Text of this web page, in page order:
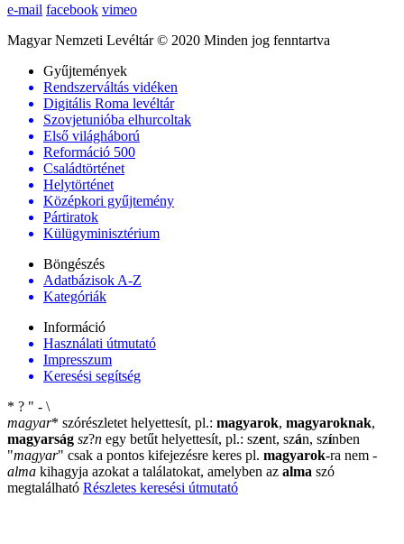
e-mail facebook vimeo
Magyar Nemzeti Levéltár © 2020 Minden jog fenntartva
Gyűjtemények
Rendszerváltás vidéken
Digitális Roma levéltár
Szovjetunióba elhurcoltak
Első világháború
Reformáció 500
Családtörténet
Helytörténet
Középkori gyűjtemény
Pártiratok
Külügyminisztérium
Böngészés
Adatbázisok A-Z
Kategóriák
Információ
Használati útmutató
Impresszum
Keresési segítség
* ? " - \
magyar* szórészletet helyettesít, pl.: magyarok, magyaroknak,
magyarság sz?n egy betűt helyettesít, pl.: szent, szán, színben
"magyar" csak a pontos kifejezésre keres pl. magyarok-ra nem -
alma kihagyja azokat a találatokat, amelyben az alma szó
megtalálható Részletes keresési útmutató